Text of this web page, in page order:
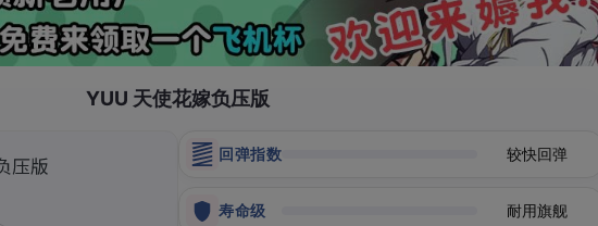
YUU 天使花嫁负压版
回弹指数 较快回弹
寿命级 耐用旗舰